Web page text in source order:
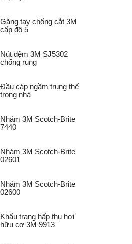
Găng tay chống cắt 3M
cấp độ 5
Nút đệm 3M SJ5302
chống rung
Đầu cáp ngầm trung thế
trong nhà
Nhám 3M Scotch-Brite
7440
Nhám 3M Scotch-Brite
02601
Nhám 3M Scotch-Brite
02600
Khẩu trang hấp thụ hơi
hữu cơ 3M 9913